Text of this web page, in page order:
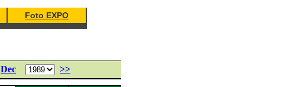
Foto EXPO
Dec >>